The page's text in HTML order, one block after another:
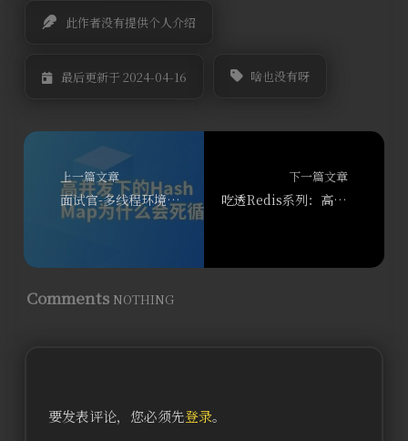
此作者没有提供个人介绍
最后更新于 2024-04-16 啥也没有呀
上一篇文章
面试官-多线程环境下，HashMap 为什么会出现死循环？
下一篇文章
吃透Redis系列：高可用的哨兵模式
Comments NOTHING
要发表评论，您必须先登录。